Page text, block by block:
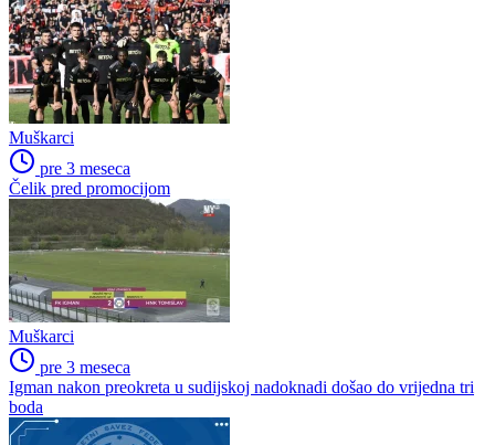
Muškarci
pre 3 meseca
Čelik pred promocijom
Muškarci
pre 3 meseca
Igman nakon preokreta u sudijskoj nadoknadi došao do vrijedna tri
boda